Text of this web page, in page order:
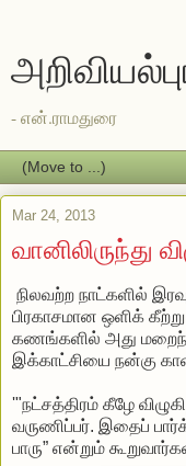
- என்.ராமதுரை
Mar 24, 2013
வானிலிருந்து
நிலவற்ற நாட்களில்
பிரகாசமான ஒளிக்
கணங்களில் அது மறைந்து
இக்காட்சியை நன்கு காண
'"நட்சத்திரம் கீழே
வருணிப்பர். இதைப்
பாரு” என்றும்